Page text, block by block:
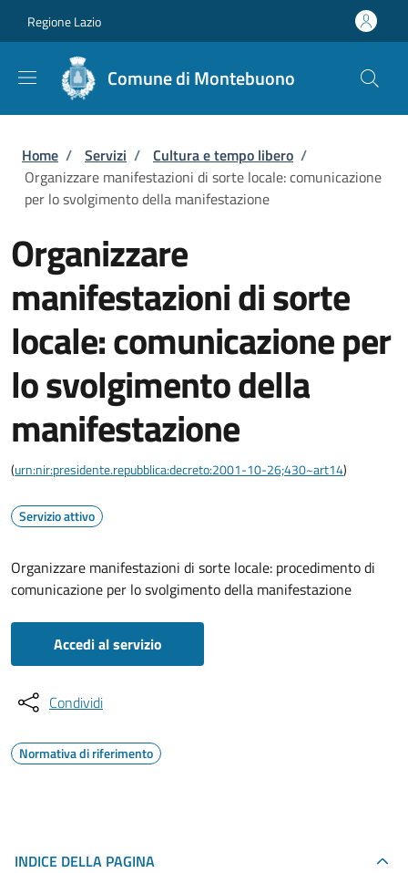
Regione Lazio
Comune di Montebuono
Briciole di pane
Home / Servizi / Cultura e tempo libero /
Organizzare manifestazioni di sorte locale: comunicazione
per lo svolgimento della manifestazione
Organizzare
manifestazioni di sorte
locale: comunicazione per
lo svolgimento della
manifestazione
(urn:nir:presidente.repubblica:decreto:2001-10-26;430~art14)
Servizio attivo
Organizzare manifestazioni di sorte locale: procedimento di
comunicazione per lo svolgimento della manifestazione
Accedi al servizio
Condividi
Normativa di riferimento
INDICE DELLA PAGINA